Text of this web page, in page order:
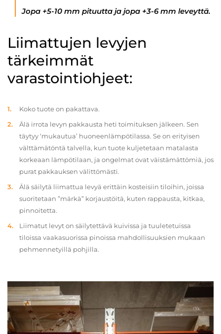
Jopa +5-10 mm pituutta ja jopa +3-6 mm leveyttä.
Liimattujen levyjen
tärkeimmät
varastointiohjeet:
Koko tuote on pakattava.
Älä irrota levyn pakkausta heti toimituksen jälkeen. Sen
täytyy ‘mukautua’ huoneenlämpötilassa. Se on erityisen
välttämätöntä talvella, kun tuote kuljetetaan matalasta
korkeaan lämpötilaan, ja ongelmat ovat väistämättömiä, jos
purat pakkauksen välittömästi.
Älä säilytä liimattua levyä erittäin kosteisiin tiloihin, joissa
suoritetaan ”märkä” korjaustöitä, kuten rappausta, kitkaa,
pinnoitetta.
Liimatut levyt on säilytettävä kuivissa ja tuuletetuissa
tiloissa vaakasuorissa pinoissa mahdollisuuksien mukaan
pehmennetyillä pohjilla.